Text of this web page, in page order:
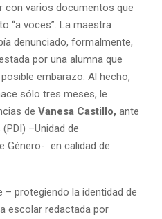
con varios documentos que
“a voces”. La maestra
denunciado, formalmente,
por una alumna que
embarazo. Al hecho,
sólo tres meses, le
de Vanesa Castillo, ante
–Unidad de
Género- en calidad de
protegiendo la identidad de
escolar redactada por